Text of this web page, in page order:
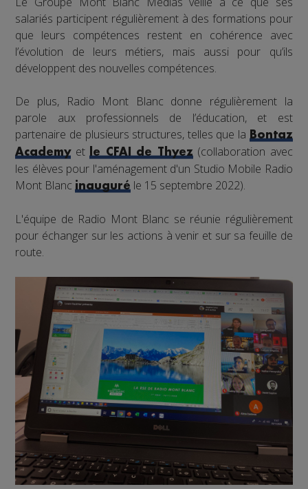
salariés participent régulièrement à des formations pour
que leurs compétences restent en cohérence avec
l’évolution de leurs métiers, mais aussi pour qu’ils
développent des nouvelles compétences.
De plus, Radio Mont Blanc donne régulièrement la
parole aux professionnels de l’éducation, et est
partenaire de plusieurs structures, telles que la
Bontaz
Academyet le CFAI de Thyez(collaboration avec
les élèves pour l'aménagement d'un Studio Mobile Radio
Mont Blancinauguré le 15 septembre 2022).
L'équipe de Radio Mont Blanc se réunie régulièrement
pour échanger sur les actions à venir et sur sa feuille de
route.